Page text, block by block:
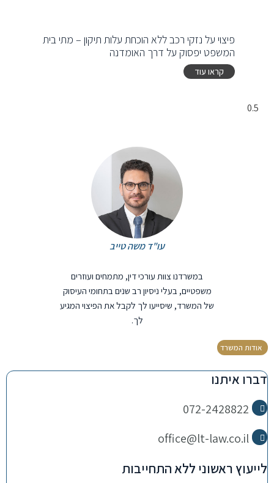
פיצוי על נזקי רכב ללא הוכחת עלות תיקון – מתי בית
המשפט יפסוק על דרך האומדנה
קראו עוד
עו"ד משה טייב
במשרדנו צוות עורכי דין, מתמחים ועוזרים
משפטיים, בעלי ניסיון רב שנים בתחומי העיסוק
של המשרד, שיסייעו לך לקבל את הפיצוי המגיע
לך.
אודות המשרד
דברו איתנו
072-2428822
office@lt-law.co.il
לייעוץ ראשוני ללא התחייבות